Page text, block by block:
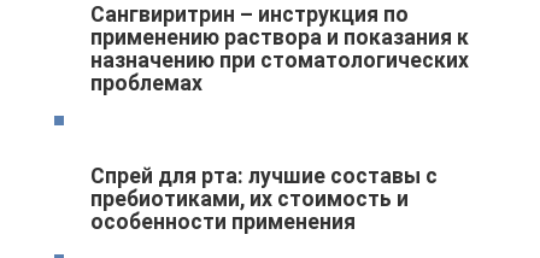
Сангвиритрин – инструкция по
применению раствора и показания к
назначению при стоматологических
проблемах
Спрей для рта: лучшие составы с
пребиотиками, их стоимость и
особенности применения